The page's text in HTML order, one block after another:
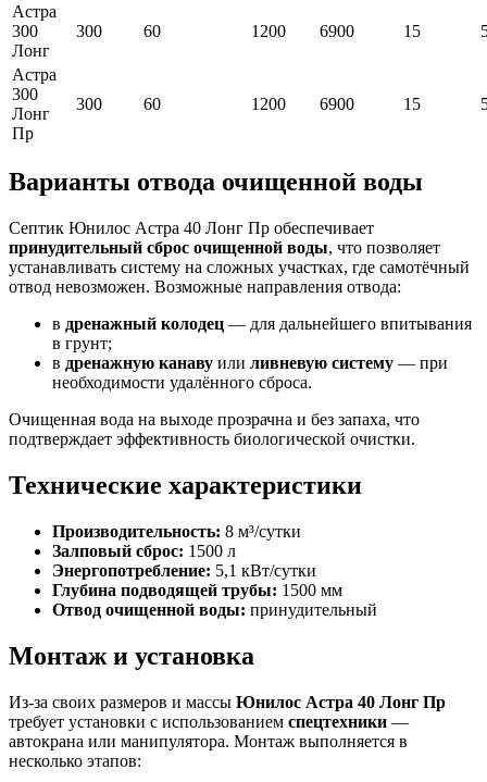
Астра
300
Лонг
300 60 1200 6900 15
Астра
300
Лонг
Пр
300 60 1200 6900 15
Варианты отвода очищенной воды
Септик Юнилос Астра 40 Лонг Пр обеспечивает
принудительный сброс очищенной воды, что позволяет
устанавливать систему на сложных участках, где самотёчный
отвод невозможен. Возможные направления отвода:
в дренажный колодец — для дальнейшего впитывания
в грунт;
в дренажную канаву или ливневую систему — при
необходимости удалённого сброса.
Очищенная вода на выходе прозрачна и без запаха, что
подтверждает эффективность биологической очистки.
Технические характеристики
Производительность: 8 м³/сутки
Залповый сброс: 1500 л
Энергопотребление: 5,1 кВт/сутки
Глубина подводящей трубы: 1500 мм
Отвод очищенной воды: принудительный
Монтаж и установка
Из-за своих размеров и массы Юнилос Астра 40 Лонг Пр
требует установки с использованием спецтехники —
автокрана или манипулятора. Монтаж выполняется в
несколько этапов: